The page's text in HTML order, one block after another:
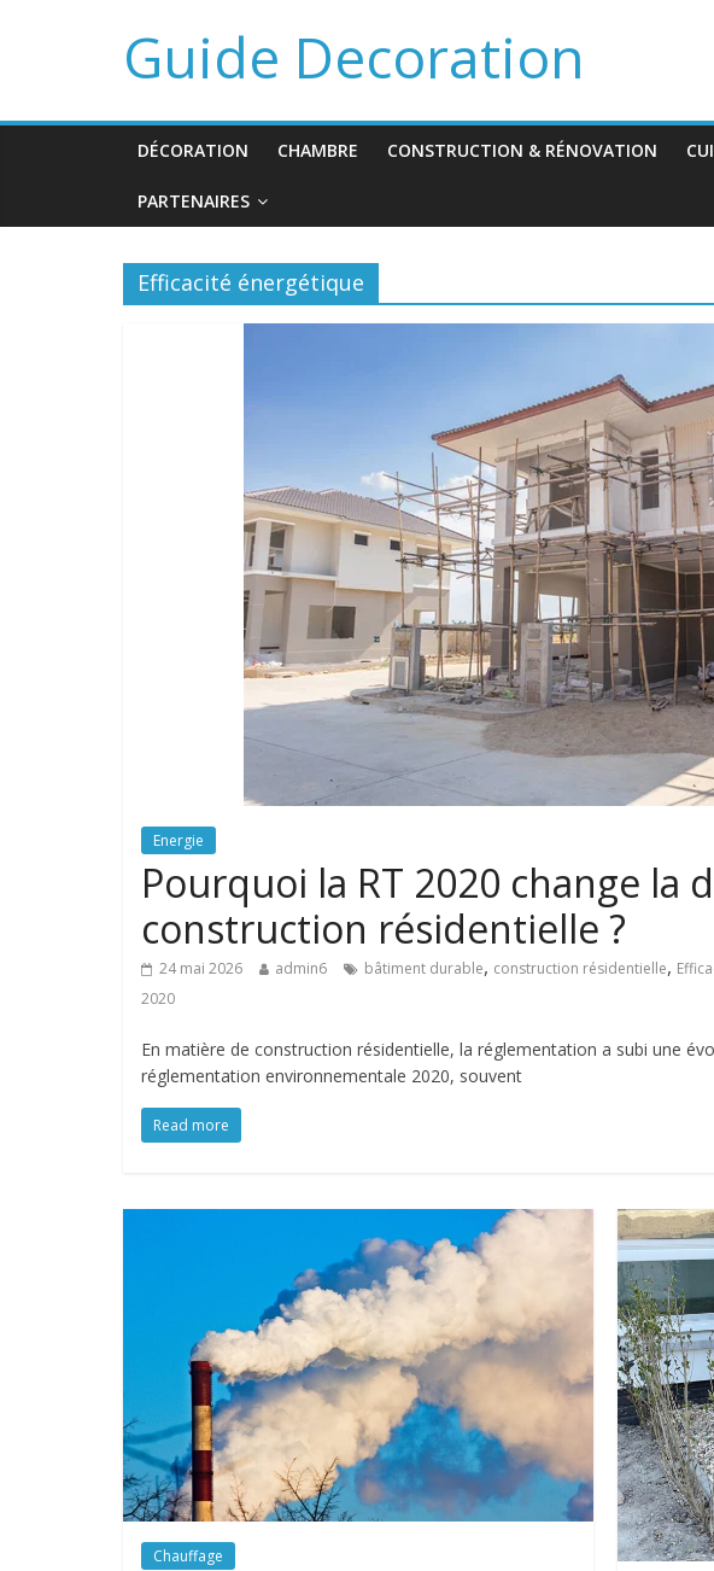
Guide Decoration
DÉCORATION CHAMBRE CONSTRUCTION & RÉNOVATION
PARTENAIRES
Efficacité énergétique
Energie
Pourquoi la RT 2020 change la
construction résidentielle ?
24 mai 2026 admin6 bâtiment durable, construction résidentielle,
2020
En matière de construction résidentielle, la réglementation a subi une
réglementation environnementale 2020, souvent
Read more
Chauffage